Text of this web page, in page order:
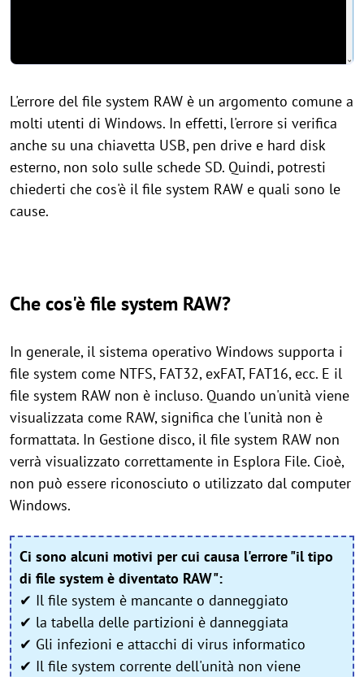
L'errore del file system RAW è un argomento comune a
molti utenti di Windows. In effetti, l'errore si verifica
anche su una chiavetta USB, pen drive e hard disk
esterno, non solo sulle schede SD. Quindi, potresti
chiederti che cos'è il file system RAW e quali sono le
cause.
Che cos'è file system RAW?
In generale, il sistema operativo Windows supporta i
file system come NTFS, FAT32, exFAT, FAT16, ecc. E il
file system RAW non è incluso. Quando un'unità viene
visualizzata come RAW, significa che l'unità non è
formattata. In Gestione disco, il file system RAW non
verrà visualizzato correttamente in Esplora File. Cioè,
non può essere riconosciuto o utilizzato dal computer
Windows.
Ci sono alcuni motivi per cui causa l'errore "il tipo
di file system è diventato RAW":
✔ Il file system è mancante o danneggiato
✔ la tabella delle partizioni è danneggiata
✔ Gli infezioni e attacchi di virus informatico
✔ Il file system corrente dell'unità non viene